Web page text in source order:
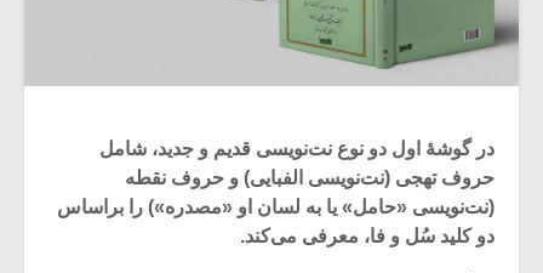
در گوشۀ اول دو نوع نت‌نویسی قدیم و جدید، شامل
حروف تهجی (نت‌نویسی الفبایی) و حروف نقطه
(نت‌نویسی «حامل» یا به لسان او «مصدره») را براساس
دو کلید سُل و فا، معرفی می‌کند.